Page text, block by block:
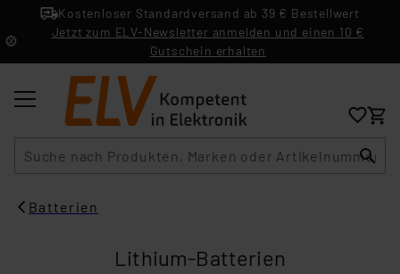
Kostenloser Standardversand ab 39 € Bestellwert
Jetzt zum ELV-Newsletter anmelden und einen 10 €
Gutschein erhalten
Batterien
Lithium-Batterien